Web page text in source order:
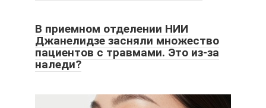
В приемном отделении НИИ
Джанелидзе засняли множество
пациентов с травмами. Это из-за
наледи?